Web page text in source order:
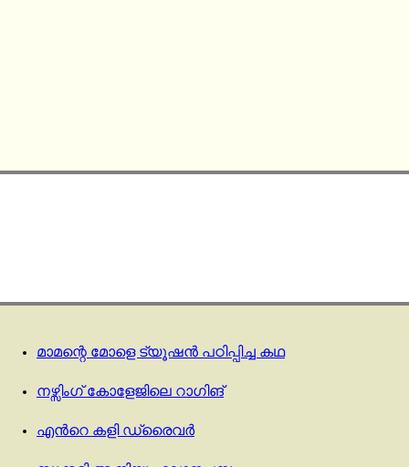
മാമന്റെ മോളെ ട്യൂഷൻ പഠിപ്പിച്ച കഥ
നഴ്സിംഗ് കോളേജിലെ റാഗിങ്
എന്‍റെ കളി ഡ്രൈവര്‍